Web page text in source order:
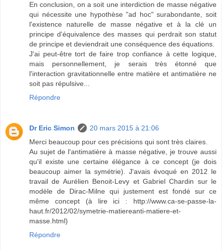
En conclusion, on a soit une interdiction de masse négative
qui nécessite une hypothèse "ad hoc" surabondante, soit
l'existence naturelle de masse négative et à la clé un
principe d'équivalence des masses qui perdrait son statut
de principe et deviendrait une conséquence des équations.
J'ai peut-être tort de faire trop confiance à cette logique,
mais personnellement, je serais très étonné que
l'interaction gravitationnelle entre matière et antimatière ne
soit pas répulsive...
Répondre
Dr Eric Simon
20 mars 2015 à 21:06
Merci beaucoup pour ces précisions qui sont très claires.
Au sujet de l'antimatière à masse négative, je trouve aussi
qu'il existe une certaine élégance à ce concept (je dois
beaucoup aimer la symétrie). J'avais évoqué en 2012 le
travail de Aurélien Benoit-Levy et Gabriel Chardin sur le
modèle de Dirac-Milne qui justement est fondé sur ce
même concept (à lire ici : http://www.ca-se-passe-la-
haut.fr/2012/02/symetrie-matiereanti-matiere-et-
masse.html)
Répondre